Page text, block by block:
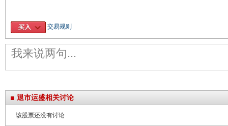
交易规则
退市运盛相关讨论
该股票还没有讨论